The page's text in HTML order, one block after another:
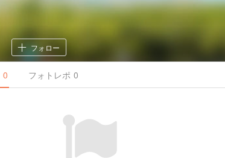
フォロー
0 フォトレポ 0